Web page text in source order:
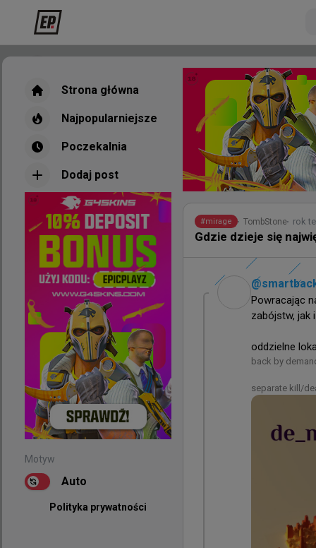
Dodaj post
Motyw
Nowe
wojteq godzinę temu
1win 0:2 BC.Game -
Strona główna
Najpopularniejsze
Poczekalnia
Dodaj post
Motyw
Auto
Polityka prywatności
#mirage TombStone rok
Gdzie dzieje się
@
Powracając
zabójstw, jak
oddzielne
back by
separate kill/